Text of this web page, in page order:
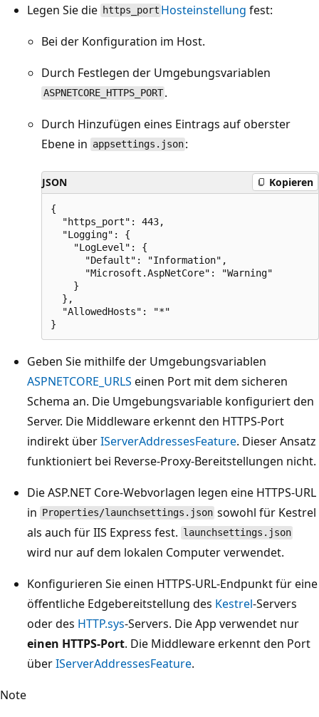
Legen Sie die https_port Hosteinstellung fest:
Bei der Konfiguration im Host.
Durch Festlegen der Umgebungsvariablen
ASPNETCORE_HTTPS_PORT .
Durch Hinzufügen eines Eintrags auf oberster
Ebene in appsettings.json :
JSON Kopieren
{
  "https_port": 443,
  "Logging": {
    "LogLevel": {
      "Default": "Information",
      "Microsoft.AspNetCore": "Warning"
    }
  },
  "AllowedHosts": "*"
Geben Sie mithilfe der Umgebungsvariablen
ASPNETCORE_URLS einen Port mit dem sicheren
Schema an. Die Umgebungsvariable konfiguriert den
Server. Die Middleware erkennt den HTTPS-Port
indirekt überIServerAddressesFeature. Dieser Ansatz
funktioniert bei Reverse-Proxy-Bereitstellungen nicht.
Die ASP.NET Core-Webvorlagen legen eine HTTPS-URL
in Properties/launchsettings.json sowohl für Kestrel
als auch für IIS Express fest. launchsettings.json
wird nur auf dem lokalen Computer verwendet.
Konfigurieren Sie einen HTTPS-URL-Endpunkt für eine
öffentliche Edgebereitstellung des Kestrel-Servers
oder des HTTP.sys-Servers. Die App verwendet nur
einen HTTPS-Port. Die Middleware erkennt den Port
überIServerAddressesFeature.
Note